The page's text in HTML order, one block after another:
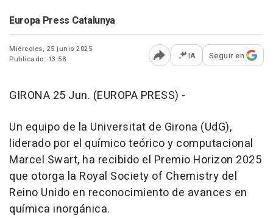
Europa Press Catalunya
Miércoles, 25 junio 2025
Publicado: 13:58
Abrir opciones para
IA Seguir en
GIRONA 25 Jun. (EUROPA PRESS) -
Un equipo de la Universitat de Girona (UdG),
liderado por el químico teórico y computacional
Marcel Swart, ha recibido el Premio Horizon 2025
que otorga la Royal Society of Chemistry del
Reino Unido en reconocimiento de avances en
química inorgánica.